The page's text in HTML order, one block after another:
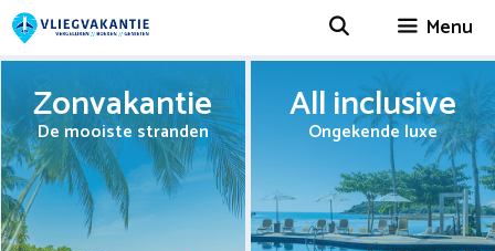
Spring
naar
Menu
Zonvakantie
De mooiste stranden
All inclusive
Ongekende luxe